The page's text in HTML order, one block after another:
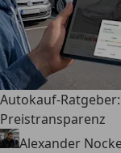
Autokauf-
Preistransparenz
Alexander